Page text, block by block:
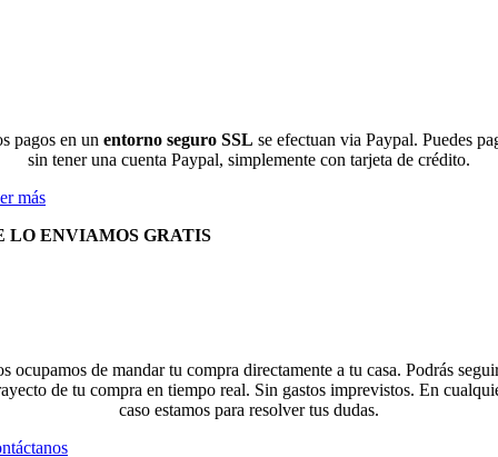
pagos en un entorno seguro SSL se efectuan via Paypal. Puedes
sin tener una cuenta Paypal, simplemente con tarjeta de crédito.
más
LO ENVIAMOS GRATIS
ocupamos de mandar tu compra directamente a tu casa. Podrás
de tu compra en tiempo real. Sin gastos imprevistos. En
caso estamos para resolver tus dudas.